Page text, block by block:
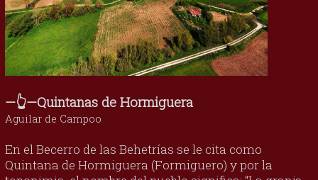
—👆—Quintanas de Hormiguera
Aguilar de Campoo
En el Becerro de las Behetrías se le cita como
Quintana de Hormiguera (Formiguero) y por la